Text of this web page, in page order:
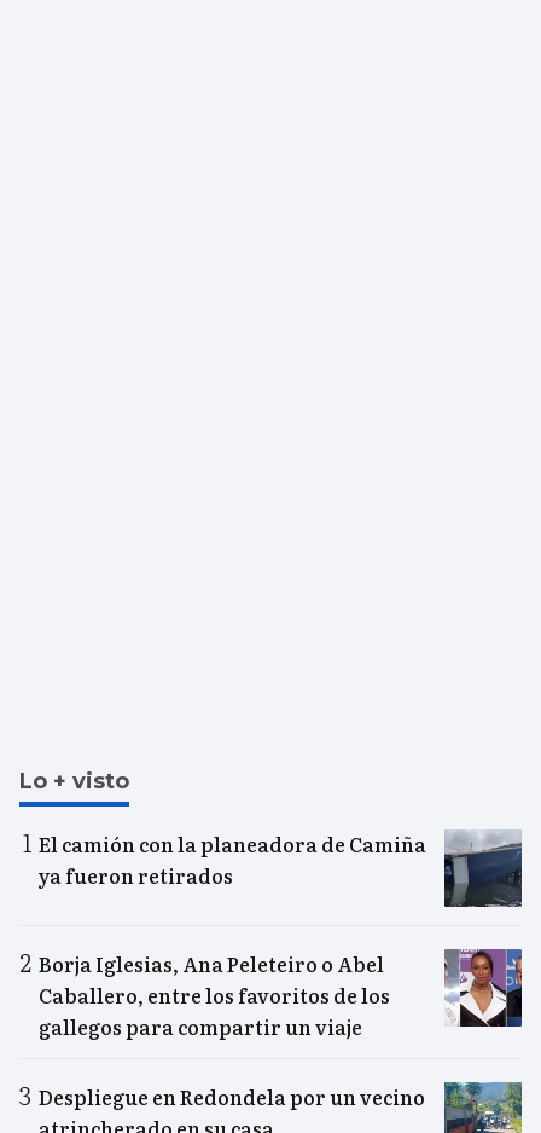
Lo + visto
El camión con la planeadora de Camiña
ya fueron retirados
Borja Iglesias, Ana Peleteiro o Abel
Caballero, entre los favoritos de los
gallegos para compartir un viaje
Despliegue en Redondela por un vecino